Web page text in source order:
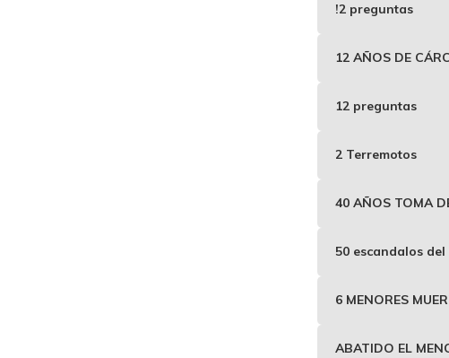
!2 preguntas
12 AÑOS DE
12 preguntas
2 Terremotos
40 AÑOS TOMA
50 escandalos
6 MENORES
ABATIDO EL